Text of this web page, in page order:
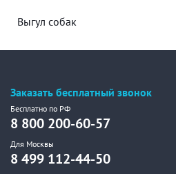
Выгул собак
Заказать бесплатный звонок
Бесплатно по РФ
8 800 200-60-57
Для Москвы
8 499 112-44-50